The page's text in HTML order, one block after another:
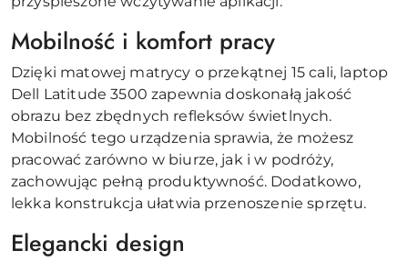
Mobilność i komfort pracy
Dzięki matowej matrycy o przekątnej 15 cali, laptop
Dell Latitude 3500 zapewnia doskonałą jakość
obrazu bez zbędnych refleksów świetlnych.
Mobilność tego urządzenia sprawia, że możesz
pracować zarówno w biurze, jak i w podróży,
zachowując pełną produktywność. Dodatkowo,
lekka konstrukcja ułatwia przenoszenie sprzętu.
Elegancki design